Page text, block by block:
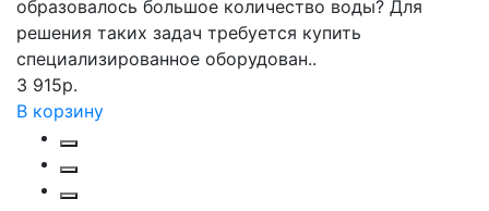
образовалось большое количество воды? Для
решения таких задач требуется купить
специализированное оборудован..
3 915р.
В корзину